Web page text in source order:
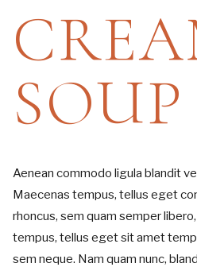
SOUP
Aenean commodo ligula blandit
Maecenas tempus, tellus eget
rhoncus, sem quam semper
tempus, tellus eget sit amet
sem neque. Nam quam nunc,